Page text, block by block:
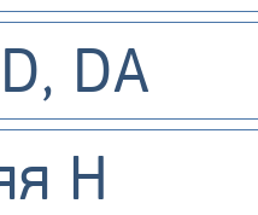
DA
H